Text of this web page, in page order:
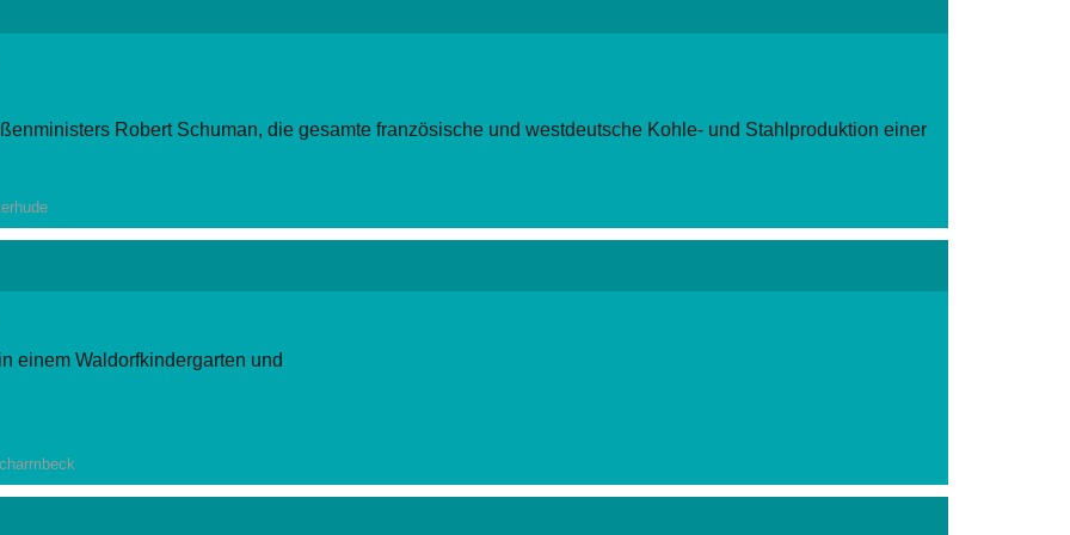
Robert Schuman, die gesamte französische und westdeutsche Kohle- und Stahlproduktion einer
Plan den Grundstein für die Europäische Union und ein vereintes Europa bildet.
einem Waldorfkindergarten und
23